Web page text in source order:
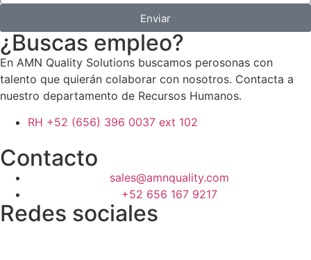
Enviar
¿Buscas empleo?
En AMN Quality Solutions buscamos perosonas con
talento que quierán colaborar con nosotros. Contacta a
nuestro departamento de Recursos Humanos.
RH +52 (656) 396 0037 ext 102
Contacto
sales@amnquality.com
+52 656 167 9217
Redes sociales